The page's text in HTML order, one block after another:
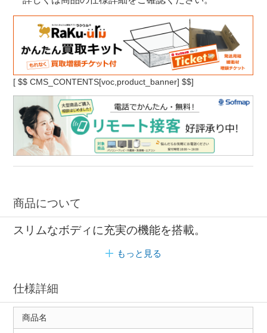
[ $$ CMS_CONTENTS[voc,product_banner] $$]
商品について
スリムなボディに充実の機能を搭載。
もっと見る
仕様詳細
商品名